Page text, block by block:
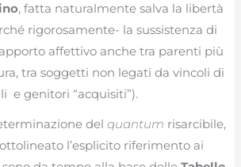
, fatta naturalmente salva la libertà
rigorosamente- la sussistenza di
affettivo anche tra parenti più
tra soggetti non legati da vincoli di
e genitori “acquisiti”).
delquantum risarcibile,
l’esplicito riferimento ai